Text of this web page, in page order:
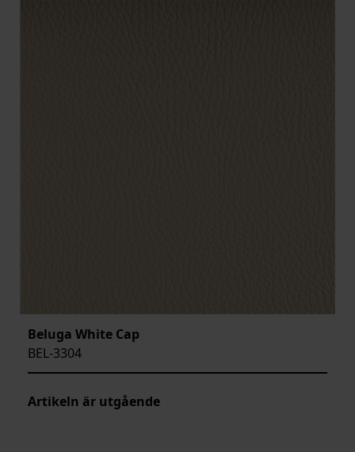
Beluga White Cap
BEL-3304
Artikeln är utgående